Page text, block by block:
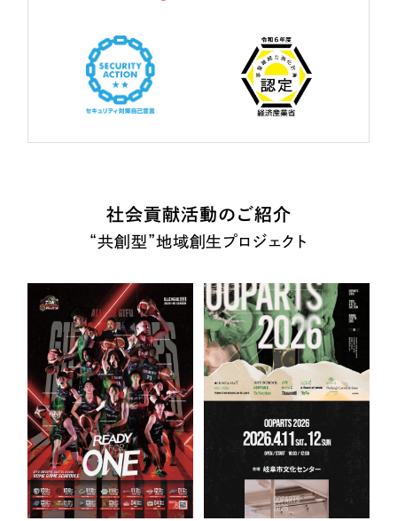
社会貢献活動のご紹介
“共創型”地域創生プロジェクト